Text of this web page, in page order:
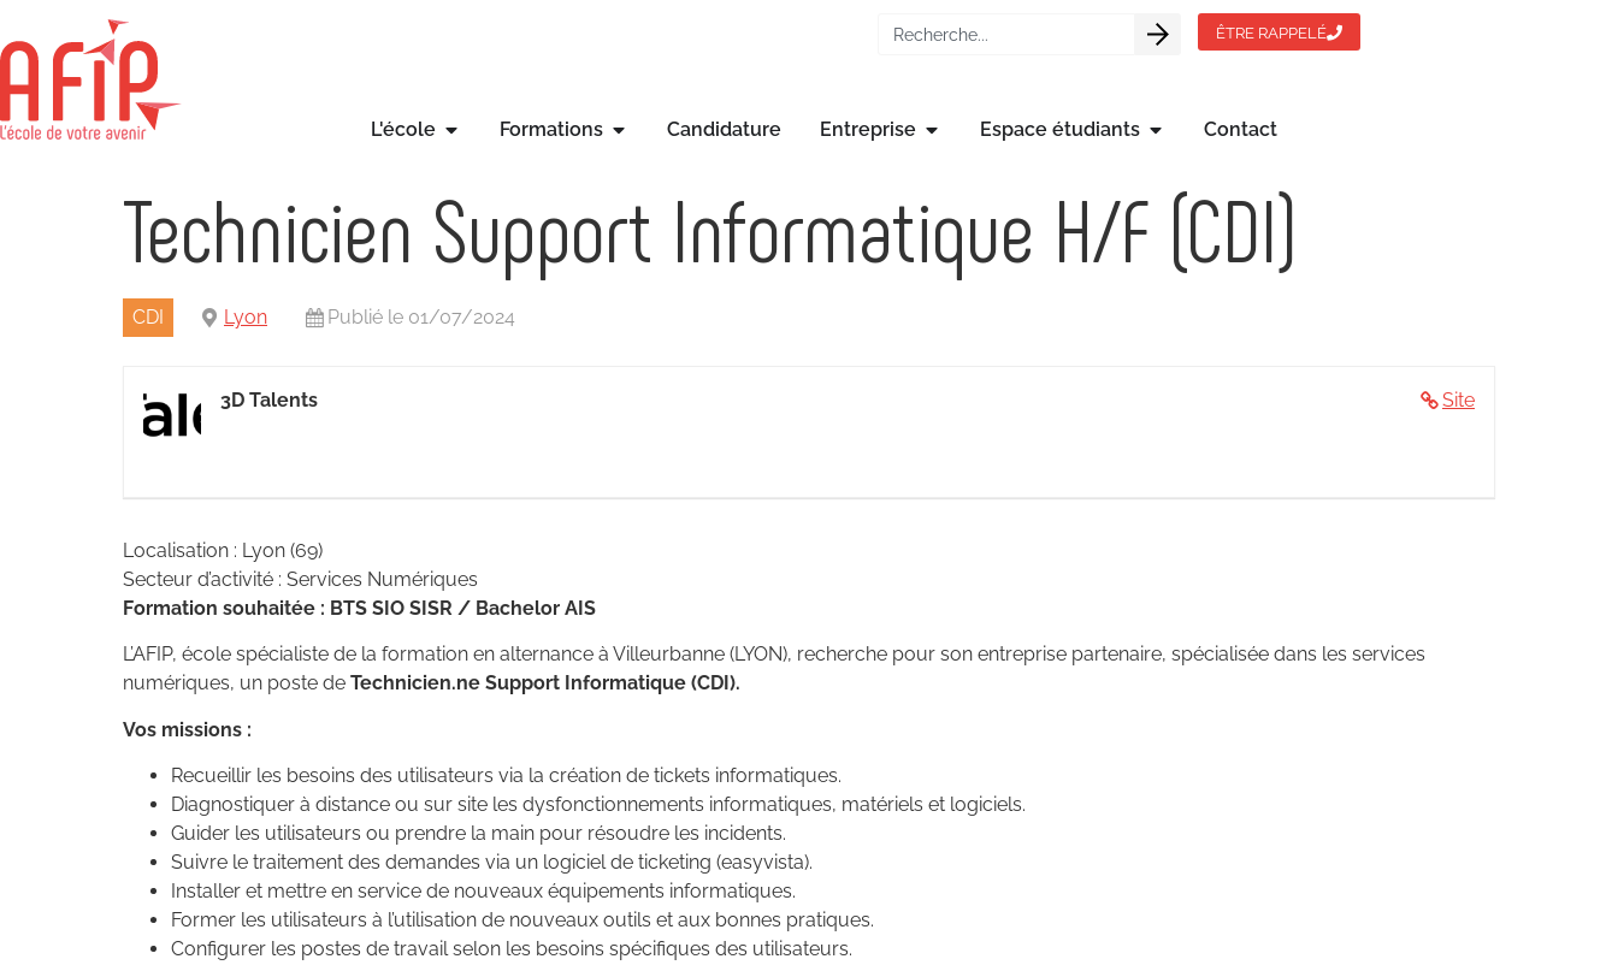
ÊTRE RAPPELÉ
L'école Formations Candidature Entreprise Espace étudiants Contact
Technicien Support Informatique H/F (CDI)
CDI Lyon Publié le 01/07/2024
Site
3D Talents
Localisation : Lyon (69)
Secteur d’activité : Services Numériques
Formation souhaitée : BTS SIO SISR / Bachelor AIS
L’AFIP, école spécialiste de la formation en alternance à Villeurbanne (LYON), recherche pour son entreprise partenaire, spécialisée dans les services
numériques, un poste de Technicien.ne Support Informatique (CDI).
Vos missions :
Recueillir les besoins des utilisateurs via la création de tickets informatiques.
Diagnostiquer à distance ou sur site les dysfonctionnements informatiques, matériels et logiciels.
Guider les utilisateurs ou prendre la main pour résoudre les incidents.
Suivre le traitement des demandes via un logiciel de ticketing (easyvista).
Installer et mettre en service de nouveaux équipements informatiques.
Former les utilisateurs à l’utilisation de nouveaux outils et aux bonnes pratiques.
Configurer les postes de travail selon les besoins spécifiques des utilisateurs.